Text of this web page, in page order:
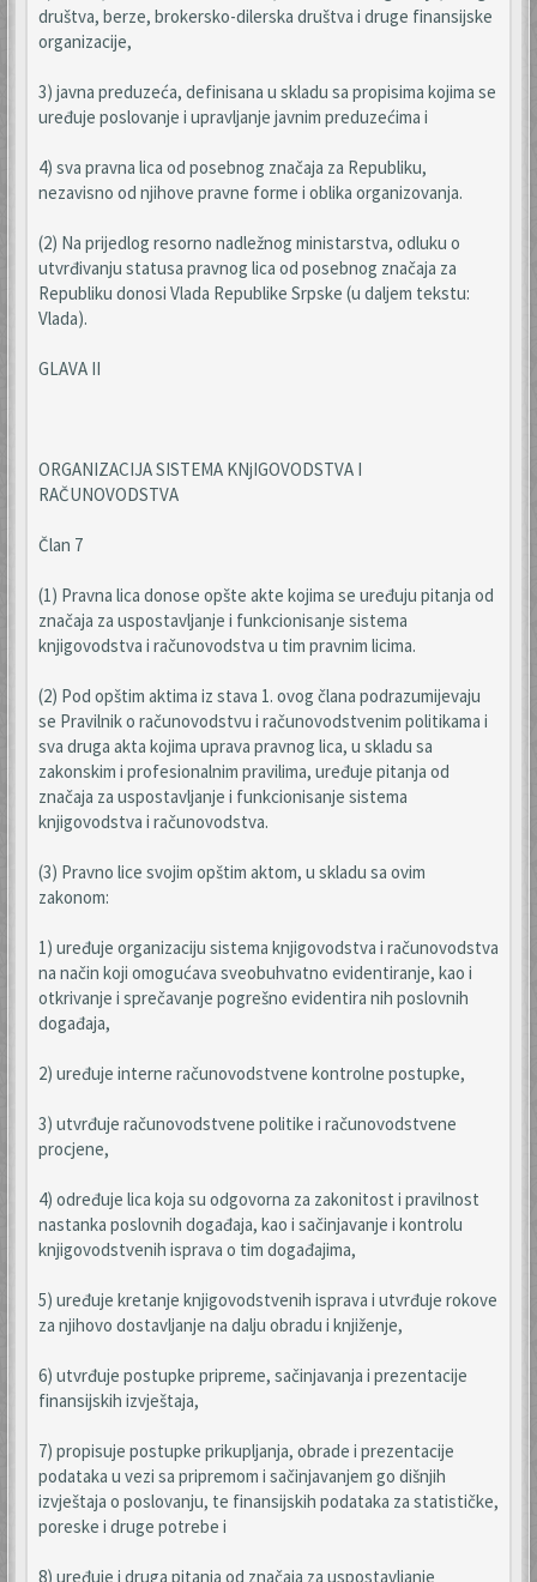
društva, berze, brokersko-dilerska društva i druge finansijske
organizacije,
3) javna preduzeća, definisana u skladu sa propisima kojima se
uređuje poslovanje i upravljanje javnim preduzećima i
4) sva pravna lica od posebnog značaja za Republiku,
nezavisno od njihove pravne forme i oblika organizovanja.
(2) Na prijedlog resorno nadležnog ministarstva, odluku o
utvrđivanju statusa pravnog lica od posebnog značaja za
Republiku donosi Vlada Republike Srpske (u daljem tekstu:
Vlada).
GLAVA II
ORGANIZACIJA SISTEMA KNjIGOVODSTVA I
RAČUNOVODSTVA
Član 7
(1) Pravna lica donose opšte akte kojima se uređuju pitanja od
značaja za uspostavljanje i funkcionisanje sistema
knjigovodstva i računovodstva u tim pravnim licima.
(2) Pod opštim aktima iz stava 1. ovog člana podrazumijevaju
se Pravilnik o računovodstvu i računovodstvenim politikama i
sva druga akta kojima uprava pravnog lica, u skladu sa
zakonskim i profesionalnim pravilima, uređuje pitanja od
značaja za uspostavljanje i funkcionisanje sistema
knjigovodstva i računovodstva.
(3) Pravno lice svojim opštim aktom, u skladu sa ovim
zakonom:
1) uređuje organizaciju sistema knjigovodstva i računovodstva
na način koji omogućava sveobuhvatno evidentiranje, kao i
otkrivanje i sprečavanje pogrešno evidentira nih poslovnih
događaja,
2) uređuje interne računovodstvene kontrolne postupke,
3) utvrđuje računovodstvene politike i računovodstvene
procjene,
4) određuje lica koja su odgovorna za zakonitost i pravilnost
nastanka poslovnih događaja, kao i sačinjavanje i kontrolu
knjigovodstvenih isprava o tim događajima,
5) uređuje kretanje knjigovodstvenih isprava i utvrđuje rokove
za njihovo dostavljanje na dalju obradu i knjiženje,
6) utvrđuje postupke pripreme, sačinjavanja i prezentacije
finansijskih izvještaja,
7) propisuje postupke prikupljanja, obrade i prezentacije
podataka u vezi sa pripremom i sačinjavanjem go dišnjih
izvještaja o poslovanju, te finansijskih podataka za statističke,
poreske i druge potrebe i
8) uređuje i druga pitanja od značaja za uspostavljanje